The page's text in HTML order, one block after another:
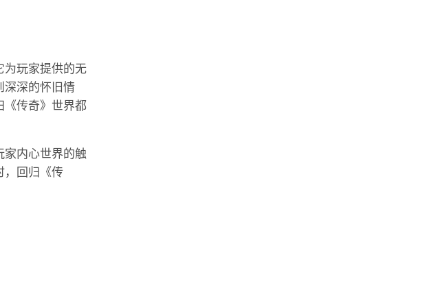
为玩家提供的无
深深的怀旧情
《传奇》世界都
家内心世界的触
，回归《传